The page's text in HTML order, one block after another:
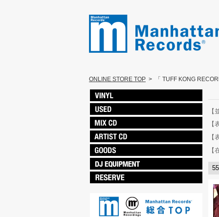
ONLINE STORE TOP > 「 TUFF KONG
【
【
【
【